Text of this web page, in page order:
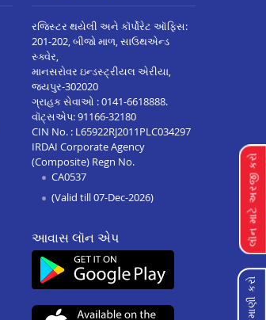
લૉન માટે અરજી કરો
રજિસ્ટર થયેલી અને કૉર્પોરેટ ઑફિસ:
201-202, બીજો માળ, સાઉથએન્ડ
સ્ક્વેર,
માનસરોવર ઇન્ડસ્ટ્રીયલ એરીયા,
જયપુર-302020
ગ્રાહક સેવાઓ :0141-6618888.
વૉટ્સએપ:91166-32180
CIN No. : L65922RJ2011PLC034297
IRDAI Corporate Agency
(Composite) Regn No.
CA0537
(Valid till 07-Dec-2026)
આવાસ લૉન એપ